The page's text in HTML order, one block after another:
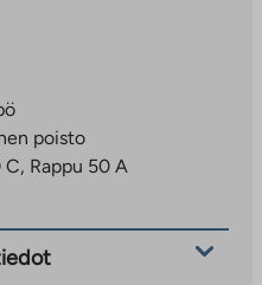
poisto
C, Rappu 50 A